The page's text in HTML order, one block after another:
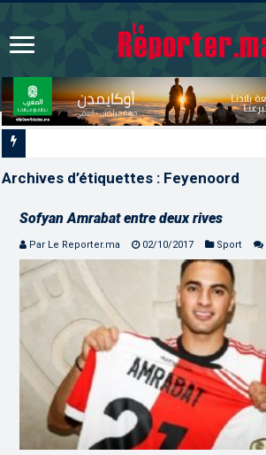
Archives d’étiquettes : Feyenoord
Sofyan Amrabat entre deux rives
Par Le Reporter.ma 02/10/2017 Sport